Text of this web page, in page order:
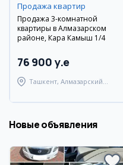
Продажа квартир
Продажа 3-комнатной
квартиры в Алмазарском
районе, Кара Камыш 1/4
76 900 y.e
Ташкент, Алмазарский
Новые объявления